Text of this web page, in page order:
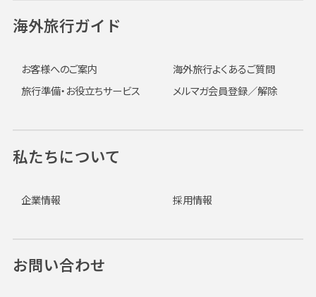
海外旅行ガイド
お客様へのご案内
海外旅行よくあるご質問
旅行準備・お役立ちサービス
メルマガ会員登録／解除
私たちについて
企業情報 採用情報
お問い合わせ